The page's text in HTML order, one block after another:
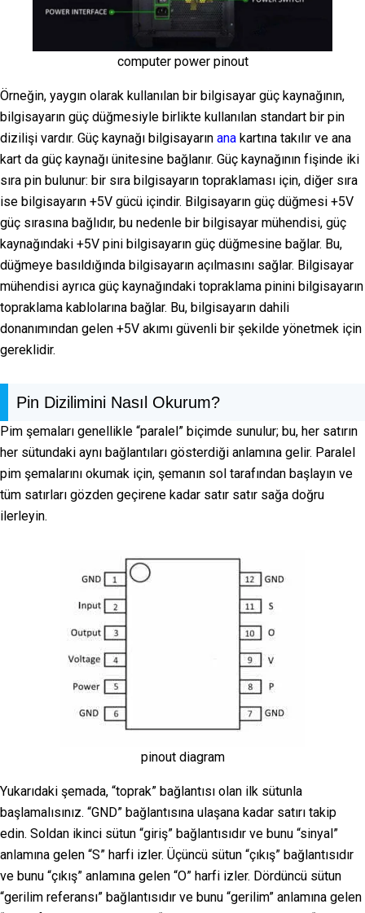
computer power pinout
Örneğin, yaygın olarak kullanılan bir bilgisayar güç kaynağının,
bilgisayarın güç düğmesiyle birlikte kullanılan standart bir pin
dizilişi vardır. Güç kaynağı bilgisayarın ana kartına takılır ve ana
kart da güç kaynağı ünitesine bağlanır. Güç kaynağının fişinde iki
sıra pin bulunur: bir sıra bilgisayarın topraklaması için, diğer sıra
ise bilgisayarın +5V gücü içindir. Bilgisayarın güç düğmesi +5V
güç sırasına bağlıdır, bu nedenle bir bilgisayar mühendisi, güç
kaynağındaki +5V pini bilgisayarın güç düğmesine bağlar. Bu,
düğmeye basıldığında bilgisayarın açılmasını sağlar. Bilgisayar
mühendisi ayrıca güç kaynağındaki topraklama pinini bilgisayarın
topraklama kablolarına bağlar. Bu, bilgisayarın dahili
donanımından gelen +5V akımı güvenli bir şekilde yönetmek için
gereklidir.
Pin Dizilimini Nasıl Okurum?
Pim şemaları genellikle “paralel” biçimde sunulur; bu, her satırın
her sütundaki aynı bağlantıları gösterdiği anlamına gelir. Paralel
pim şemalarını okumak için, şemanın sol tarafından başlayın ve
tüm satırları gözden geçirene kadar satır satır sağa doğru
ilerleyin.
pinout diagram
Yukarıdaki şemada, “toprak” bağlantısı olan ilk sütunla
başlamalısınız. “GND” bağlantısına ulaşana kadar satırı takip
edin. Soldan ikinci sütun “giriş” bağlantısıdır ve bunu “sinyal”
anlamına gelen “S” harfi izler. Üçüncü sütun “çıkış” bağlantısıdır
ve bunu “çıkış” anlamına gelen “O” harfi izler. Dördüncü sütun
“gerilim referansı” bağlantısıdır ve bunu “gerilim” anlamına gelen